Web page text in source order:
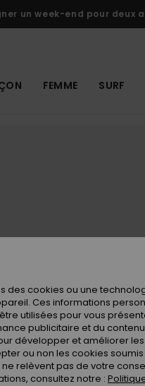
un week-end pour deux
FEMME SURF
des cookies ou une
Ces informations
utilisées pour vous
publicitaire et du
développer et améliorer
ou non les cookies
relèvent pas de votre
consultez notre :